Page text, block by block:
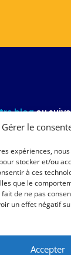
Gérer le
expériences,
stocker et/ou
à ces
que le
fait de ne pas
un effet négatif
Accepter
blogou
51 97